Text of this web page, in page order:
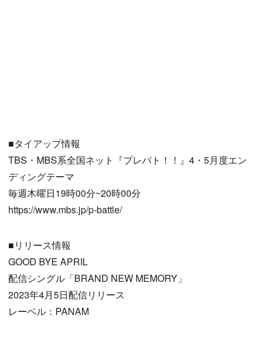
■タイアップ情報
TBS・MBS系全国ネット『プレバト！！』4・5月度エン
ディングテーマ
毎週木曜日19時00分~20時00分
https://www.mbs.jp/p-battle/
■リリース情報
GOOD BYE APRIL
配信シングル「BRAND NEW MEMORY」
2023年4月5日配信リリース
レーベル：PANAM